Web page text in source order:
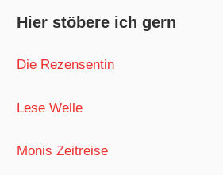
Hier stöbere ich gern
Die Rezensentin
Lese Welle
Monis Zeitreise